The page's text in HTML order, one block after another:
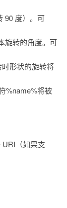
90 度）。可
旋转的角度。可
形状的旋转将
%name%将被
（如果支